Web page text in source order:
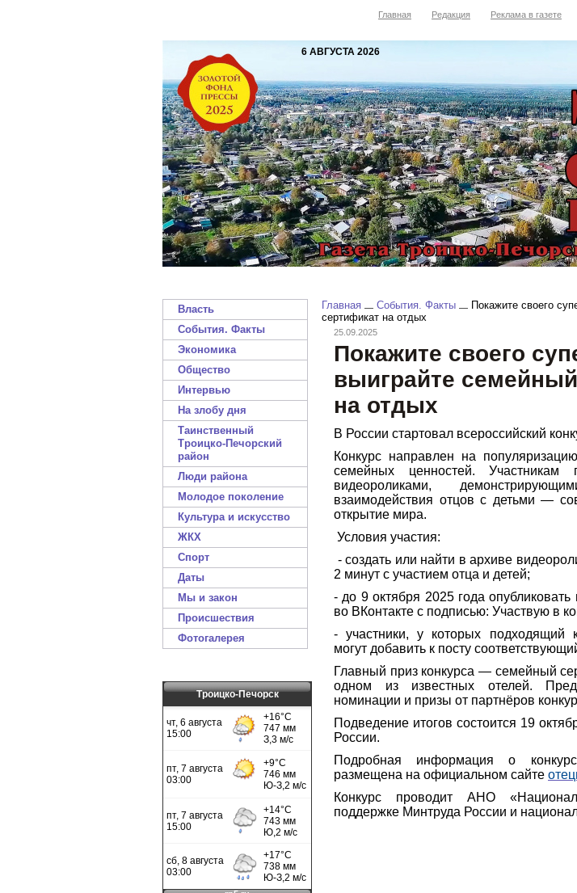
Главная Редакция Реклама в газете
6 АВГУСТА 2026
Власть
События. Факты
Экономика
Общество
Интервью
На злобу дня
Таинственный
Троицко-Печорский
район
Люди района
Молодое поколение
Культура и искусство
ЖКХ
Спорт
Даты
Мы и закон
Происшествия
Фотогалерея
Троицко-Печорск
Главная События. Факты
Покажите своего
сертификат на отдых
25.09.2025
Покажите своего
выиграйте
на отдых
В России стартовал всероссийский
Конкурс направлен на
семейных ценностей. Участникам
видеороликами,
взаимодействия отцов с детьми —
открытие мира.
Условия участия:
- создать или найти в архиве
2 минут с участием отца и детей;
- до 9 октября 2025 года
во ВКонтакте с подписью: Участвую в
- участники, у которых подходящий
могут добавить к посту
Главный приз конкурса — семейный
одном из известных отелей.
номинации и призы от партнёров
Подведение итогов состоится 19
России.
Подробная информация о
размещена на официальном сайте
Конкурс проводит АНО
поддержке Минтруда России и